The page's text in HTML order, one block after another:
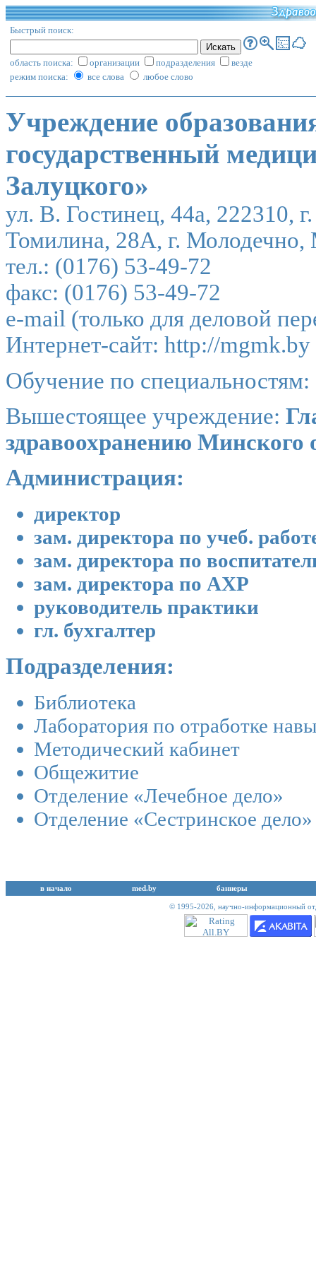
Быстрый поиск:
область поиска: организации подразделения
везде
режим поиска:
все слова любое слово
Учреждение
государственный
Залуцкого»
ул. В. Гостинец, 44а, 222310,
Томилина, 28А, г. Молодечно,
тел.: (0176) 53-49-72
факс: (0176) 53-49-72
e-mail (только для деловой
Интернет-сайт: http://mgmk.by
Обучение по специальностям:
Вышестоящее учреждение:
здравоохранению Минского
Администрация:
директор
зам. директора по учеб.
зам. директора по
зам. директора по АХР
руководитель практики
гл. бухгалтер
Подразделения:
Библиотека
Лаборатория по отработке
Методический кабинет
Общежитие
Отделение «Лечебное дело»
Отделение «Сестринское дело»
в начало med.by баннеры
© 1995-2026, научно-информационный